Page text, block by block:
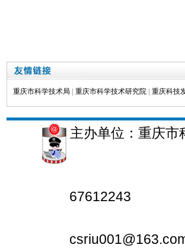
重庆市科学技术局 重庆市科学技术研究院 重庆科技
主办单位：重庆
电话：
67612243
邮编：